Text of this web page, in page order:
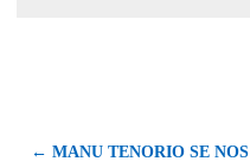
← MANU TENORIO SE NOS